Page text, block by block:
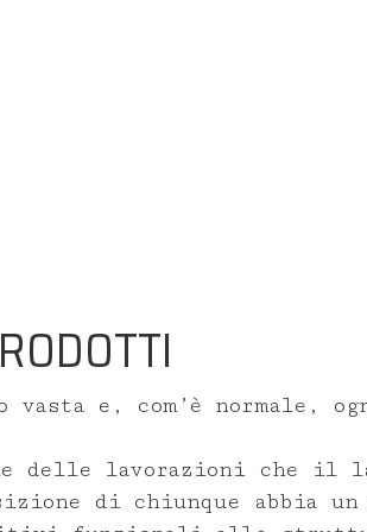
Home
siamo
Nome utente o
e, com’è normale,
delle lavorazioni che il
di chiunque abbia